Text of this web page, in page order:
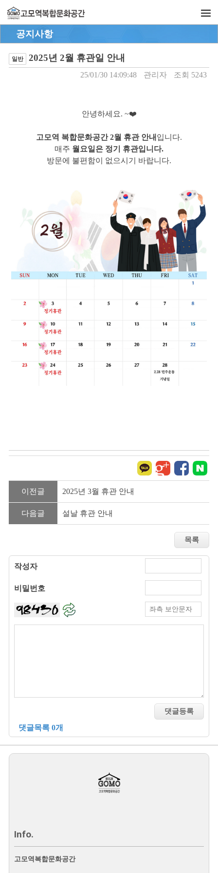
공지사항
일반 2025년 2월 휴관일 안내
25/01/30 14:09:48 관리자 조회 5243
안녕하세요. ~❤️
고모역 복합문화공간 2월 휴관 안내 입니다.
매주 월요일은 정기 휴관입니다.
방문에 불편함이 없으시기 바랍니다.
이전글 2025년 3월 휴관 안내
다음글 설날 휴관 안내
작성자
비밀번호
댓글목록 0개
Info.
고모역복합문화공간